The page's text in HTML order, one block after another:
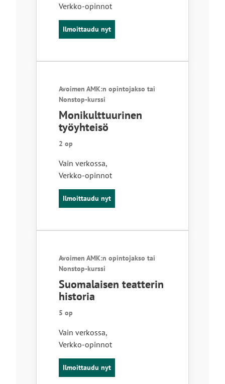
Verkko-opinnot
Ilmoittaudu nyt
Avoimen AMK:n opintojakso tai
Nonstop-kurssi
Monikulttuurinen
työyhteisö
2 op
Vain verkossa,
Verkko-opinnot
Ilmoittaudu nyt
Avoimen AMK:n opintojakso tai
Nonstop-kurssi
Suomalaisen teatterin
historia
5 op
Vain verkossa,
Verkko-opinnot
Ilmoittaudu nyt